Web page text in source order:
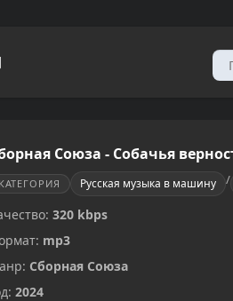
Союза - Собачья
КАТЕГОРИЯ Русская музыка в машину /
320 kbps
mp3
Сборная Союза
2024